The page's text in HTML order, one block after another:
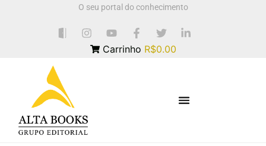
O seu portal do conhecimento
Carrinho R$0.00